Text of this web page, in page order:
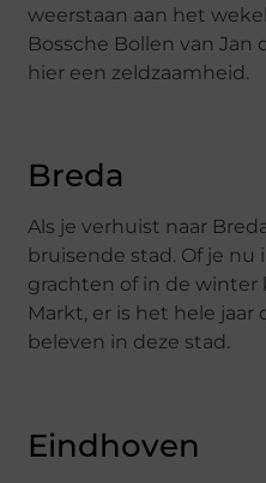
weerstaan aan het
Bossche Bollen van Jan
hier een zeldzaamheid.
Breda
Als je verhuist naar
bruisende stad. Of je
grachten of in de winter
Markt, er is het hele
beleven in deze stad.
Eindhoven